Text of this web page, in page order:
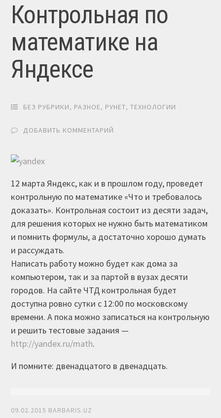
Контрольная по
математике на
Яндексе
БЕЗ РУБРИКИ, РАЗНОЕ, РУНЕТ,ТЕХНОЛОГИИ
ДОБАВИТЬ КОММЕНТАРИЙ
12 марта Яндекс, как и в прошлом году, проведет
контрольную по математике «Что и требовалось
доказать». Контрольная состоит из десяти задач,
для решения которых не нужно быть математиком
и помнить формулы, а достаточно хорошо думать
и рассуждать.
Написать работу можно будет как дома за
компьютером, так и за партой в вузах десяти
городов. На сайте ЧТД контрольная будет
доступна ровно сутки с 12:00 по московскому
времени. А пока можно записаться на контрольную
и решить тестовые задания —
http://yandex.ru/math.
И помните: двенадцатого в двенадцать.
09.02.2015 BARBARIS.UZ